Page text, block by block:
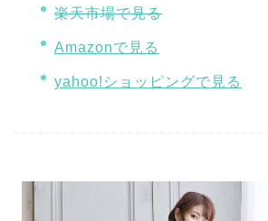
楽天市場で見る
Amazonで見る
yahoo!ショッピングで見る